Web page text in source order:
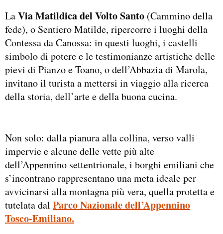
LaVia Matildica del Volto Santo (Cammino della
fede), o Sentiero Matilde, ripercorre i luoghi della
Contessa da Canossa: in questi luoghi, i castelli
simbolo di potere e le testimonianze artistiche delle
pievi di Pianzo e Toano, o dell’Abbazia di Marola,
invitano il turista a mettersi in viaggio alla ricerca
della storia, dell’arte e della buona cucina.
Non solo: dalla pianura alla collina, verso valli
impervie e alcune delle vette più alte
dell’Appennino settentrionale, i borghi emiliani che
s’incontrano rappresentano una meta ideale per
avvicinarsi alla montagna più vera, quella protetta e
tutelata dal Parco Nazionale dell’Appennino
Tosco-Emiliano.